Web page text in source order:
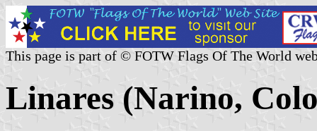
This page is part of © FOTW Flags Of The World
Linares (Narino,